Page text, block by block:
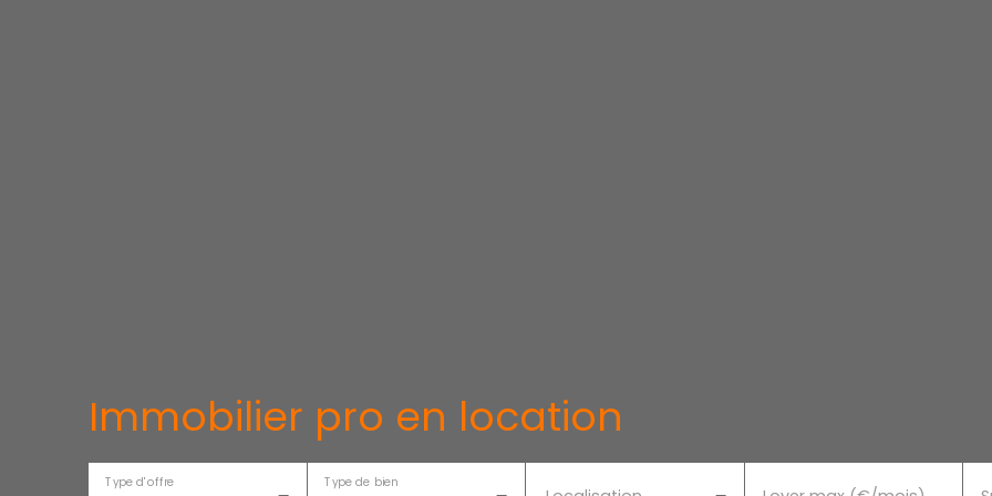
Immobilier pro en location
Type d'offre Type de bien